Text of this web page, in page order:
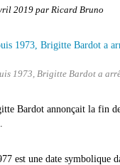
2019 par Ricard Bruno
1973, Brigitte Bardot a
Bardot annonçait la fin
est une date symbolique